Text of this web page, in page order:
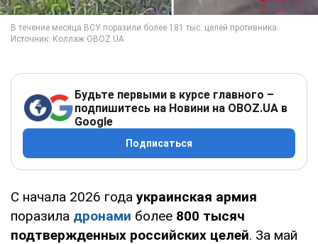
Будьте первыми в курсе главного –
подпишитесь на Новини на OBOZ.UA в
Google
Подписаться
С начала 2026 года украинская армия
поразила дронами более 800 тысяч
подтвержденных российских целей. За май